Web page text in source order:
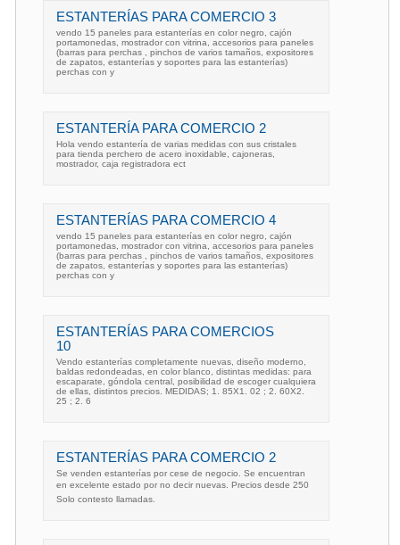
ESTANTERÍAS PARA COMERCIO 3
vendo 15 paneles para estanterías en color negro, cajón
portamonedas, mostrador con vitrina, accesorios para paneles
(barras para perchas , pinchos de varios tamaños, expositores
de zapatos, estanterías y soportes para las estanterías)
perchas con y
ESTANTERÍA PARA COMERCIO 2
Hola vendo estantería de varias medidas con sus cristales
para tienda perchero de acero inoxidable, cajoneras,
mostrador, caja registradora ect
ESTANTERÍAS PARA COMERCIO 4
vendo 15 paneles para estanterías en color negro, cajón
portamonedas, mostrador con vitrina, accesorios para paneles
(barras para perchas , pinchos de varios tamaños, expositores
de zapatos, estanterías y soportes para las estanterías)
perchas con y
ESTANTERÍAS PARA COMERCIOS
10
Vendo estanterías completamente nuevas, diseño moderno,
baldas redondeadas, en color blanco, distintas medidas: para
escaparate, góndola central, posibilidad de escoger cualquiera
de ellas, distintos precios. MEDIDAS; 1. 85X1. 02 ; 2. 60X2.
25 ; 2. 6
ESTANTERÍAS PARA COMERCIO 2
Se venden estanterías por cese de negocio. Se encuentran
en excelente estado por no decir nuevas. Precios desde 250
Solo contesto llamadas.